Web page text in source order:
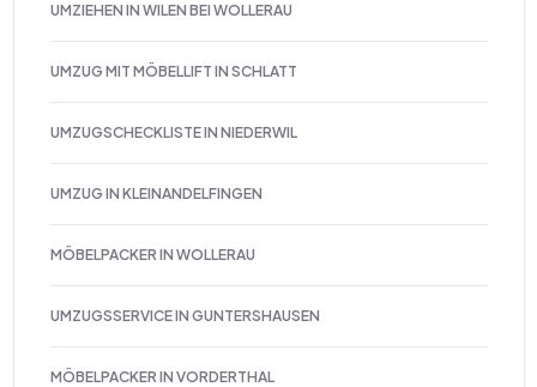
UMZIEHEN IN WILEN BEI WOLLERAU
UMZUG MIT MÖBELLIFT IN SCHLATT
UMZUGSCHECKLISTE IN NIEDERWIL
UMZUG IN KLEINANDELFINGEN
MÖBELPACKER IN WOLLERAU
UMZUGSSERVICE IN GUNTERSHAUSEN
MÖBELPACKER IN VORDERTHAL